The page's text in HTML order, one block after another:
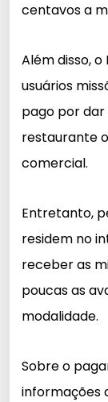
centavos a
Além disso,
usuários
pago por dar
restaurante
comercial.
Entretanto,
residem no
receber as
poucas as
modalidade.
Sobre o
informações